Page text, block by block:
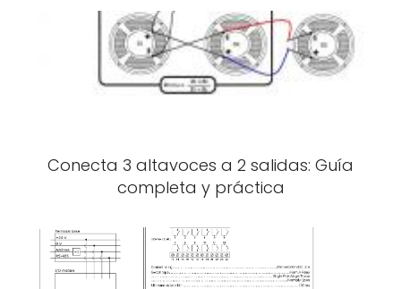
Conecta 3 altavoces a 2 salidas: Guía
completa y práctica